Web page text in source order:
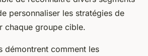
personnaliser les stratégies de
chaque groupe cible.
démontrent comment les